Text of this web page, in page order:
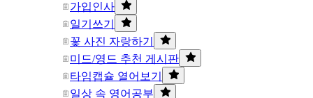
가입인사
일기쓰기
꽃 사진 자랑하기
미드/영드 추천 게시판
타임캡슐 열어보기
일상 속 영어공부